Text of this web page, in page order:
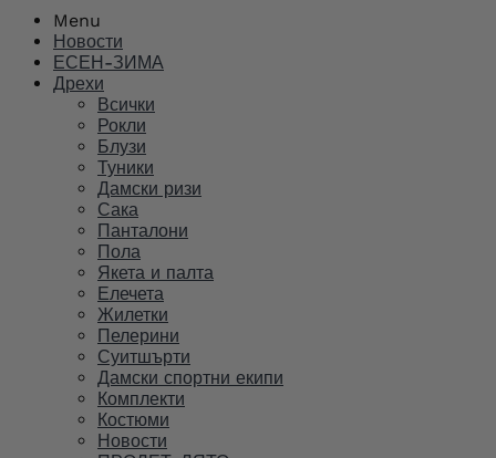
Menu
Новости
ЕСЕН-ЗИМА
Дрехи
Всички
Рокли
Блузи
Туники
Дамски ризи
Сака
Панталони
Пола
Якета и палта
Елечета
Жилетки
Пелерини
Суитшърти
Дамски спортни екипи
Комплекти
Костюми
Новости